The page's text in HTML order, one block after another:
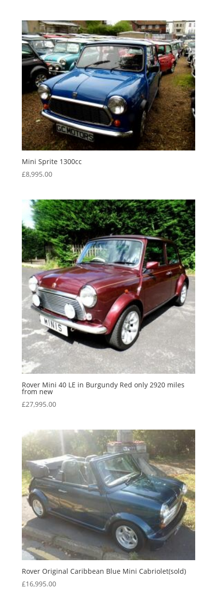
Mini Sprite 1300cc
£8,995.00
Rover Mini 40 LE in Burgundy Red only 2920 miles
from new
£27,995.00
Rover Original Caribbean Blue Mini Cabriolet(sold)
£16,995.00